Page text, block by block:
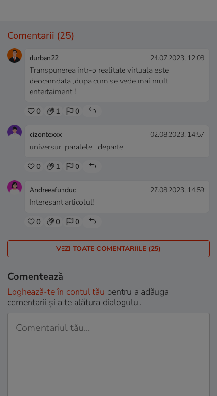
Comentarii (25)
durban22 24.07.2023, 12:08
Transpunerea intr-o realitate virtuala este
deocamdata ,dupa cum se vede mai mult
entertaiment !.
0 1 0
cizontexxx 02.08.2023, 14:57
universuri paralele...departe..
0 1 0
Andreeafunduc 27.08.2023, 14:59
Interesant articolul!
0 0 0
VEZI TOATE COMENTARIILE (25)
Comentează
Loghează-te în contul tău pentru a adăuga
comentarii și a te alătura dialogului.